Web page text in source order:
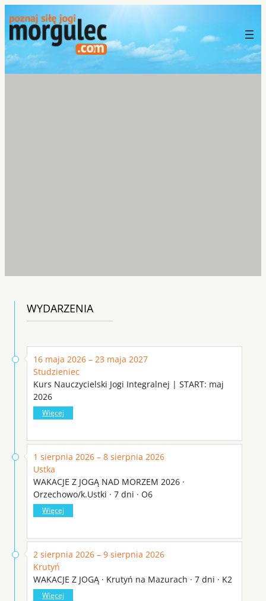
WYDARZENIA
16 maja 2026 – 23 maja 2027
Studzieniec
Kurs Nauczycielski Jogi Integralnej | START: maj
2026
Więcej
1 sierpnia 2026 – 8 sierpnia 2026
Ustka
WAKACJE Z JOGĄ NAD MORZEM 2026 ·
Orzechowo/k.Ustki · 7 dni · O6
Więcej
2 sierpnia 2026 – 9 sierpnia 2026
Krutyń
WAKACJE Z JOGĄ · Krutyń na Mazurach · 7 dni · K2
Więcej